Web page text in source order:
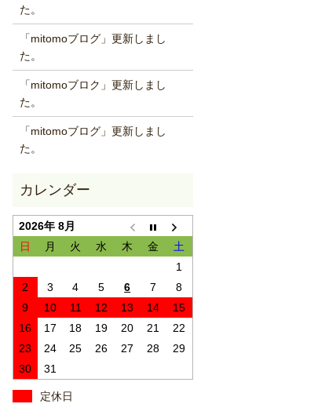
た。
「mitomoブログ」更新しまし
た。
「mitomoブロク」更新しまし
た。
「mitomoブログ」更新しまし
た。
2026年 8月
日
月 火 水 木 金
土
1
2
3 4 5 6 7
8
9
10 11 12 13 14
15
16
17 18 19 20 21
22
23
24 25 26 27 28
29
30
31
定休日